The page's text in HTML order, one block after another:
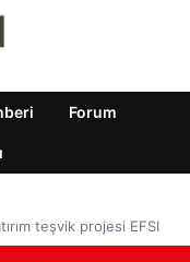
Forum
teşvik projesi EFSI